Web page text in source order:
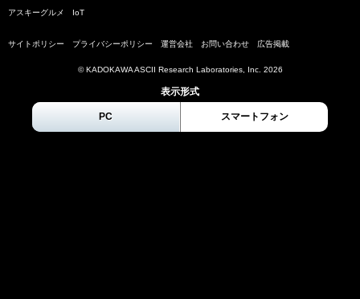
アスキーグルメ IoT
サイトポリシー プライバシーポリシー 運営会社 お問い合わせ 広告掲載
© KADOKAWA ASCII Research Laboratories, Inc. 2026
表示形式
PC スマートフォン